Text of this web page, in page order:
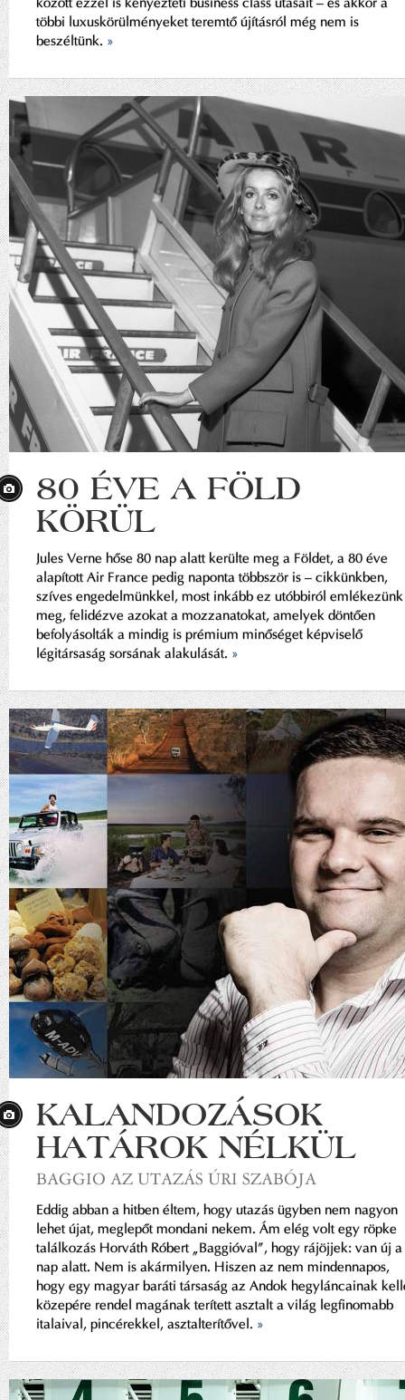
többi luxuskörülményeket teremtő újításról még nem is
beszéltünk. »
80 ÉVE A FÖLD
KÖRÜL
Jules Verne hőse 80 nap alatt kerülte meg a Földet, a 80 éve
alapított Air France pedig naponta többször is – cikkünkben,
szíves engedelmünkkel, most inkább ez utóbbiról emlékezünk
meg, felidézve azokat a mozzanatokat, amelyek döntően
befolyásolták a mindig is prémium minőséget képviselő
légitársaság sorsának alakulását. »
KALANDOZÁSOK
HATÁROK NÉLKÜL
BAGGIO AZ UTAZÁS ÚRI SZABÓJA
Eddig abban a hitben éltem, hogy utazás ügyben nem nagyon
lehet újat, meglepőt mondani nekem. Ám elég volt egy röpke
találkozás Horváth Róbert „Baggióval”, hogy rájöjjek: van új a
nap alatt. Nem is akármilyen. Hiszen az nem mindennapos,
hogy egy magyar baráti társaság az Andok hegyláncainak
közepére rendel magának terített asztalt a világ legfinomabb
italaival, pincérekkel, asztalterítővel. »